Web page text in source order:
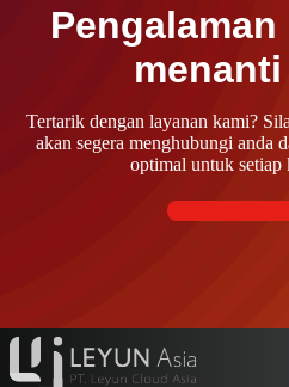
Tertarik dengan layanan kami?
akan segera menghubungi anda
optimal untuk setiap
Kontak